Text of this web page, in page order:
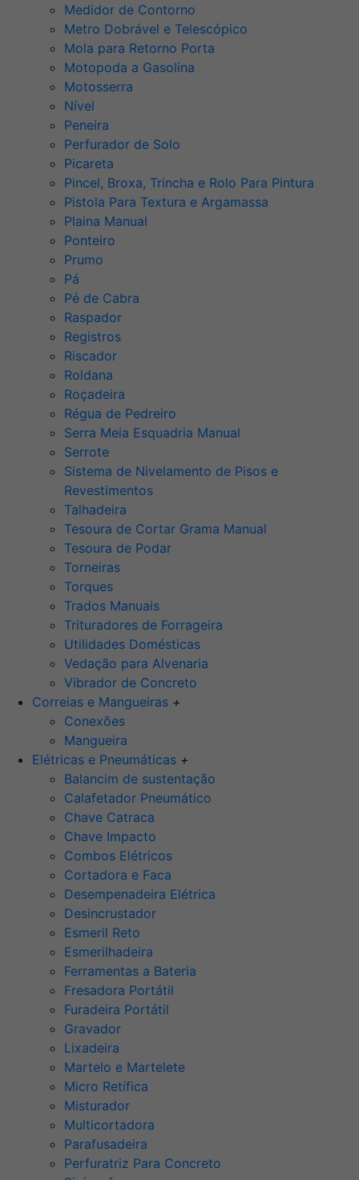
Medidor de Contorno
Metro Dobrável e Telescópico
Mola para Retorno Porta
Motopoda a Gasolina
Motosserra
Nível
Peneira
Perfurador de Solo
Picareta
Pincel, Broxa, Trincha e Rolo Para Pintura
Pistola Para Textura e Argamassa
Plaina Manual
Ponteiro
Prumo
Pá
Pé de Cabra
Raspador
Registros
Riscador
Roldana
Roçadeira
Régua de Pedreiro
Serra Meia Esquadria Manual
Serrote
Sistema de Nivelamento de Pisos e
Revestimentos
Talhadeira
Tesoura de Cortar Grama Manual
Tesoura de Podar
Torneiras
Torques
Trados Manuais
Trituradores de Forrageira
Utilidades Domésticas
Vedação para Alvenaria
Vibrador de Concreto
Correias e Mangueiras +
Conexões
Mangueira
Elétricas e Pneumáticas +
Balancim de sustentação
Calafetador Pneumático
Chave Catraca
Chave Impacto
Combos Elétricos
Cortadora e Faca
Desempenadeira Elétrica
Desincrustador
Esmeril Reto
Esmerilhadeira
Ferramentas a Bateria
Fresadora Portátil
Furadeira Portátil
Gravador
Lixadeira
Martelo e Martelete
Micro Retífica
Misturador
Multicortadora
Parafusadeira
Perfuratriz Para Concreto